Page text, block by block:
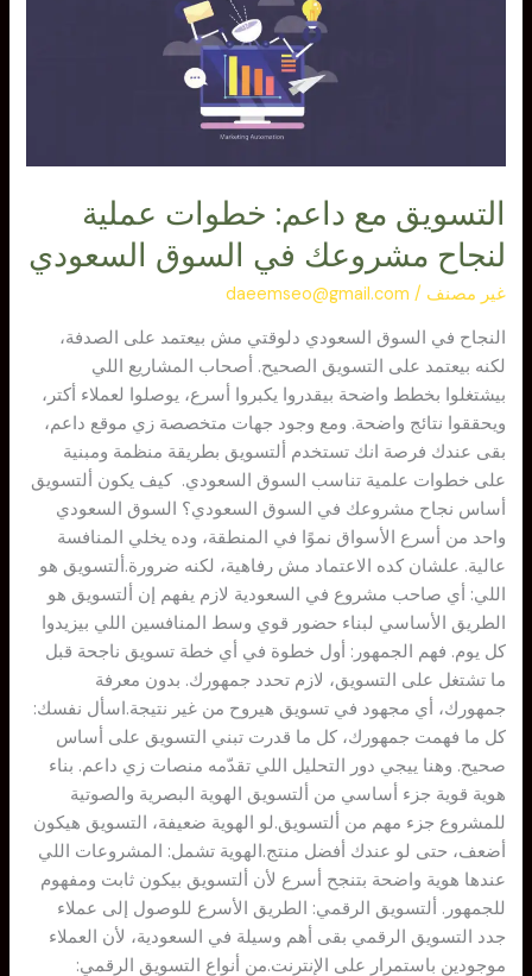
التسويق مع داعم: خطوات عملية
لنجاح مشروعك في السوق السعودي
غير مصنف /
daeemseo@gmail.com
النجاح في السوق السعودي دلوقتي مش بيعتمد على الصدفة،
لكنه بيعتمد على التسويق الصحيح. أصحاب المشاريع اللي
بيشتغلوا بخطط واضحة بيقدروا يكبروا أسرع، يوصلوا لعملاء أكتر،
ويحققوا نتائج واضحة. ومع وجود جهات متخصصة زي موقع داعم،
بقى عندك فرصة انك تستخدم ألتسويق بطريقة منظمة ومبنية
على خطوات علمية تناسب السوق السعودي. كيف يكون ألتسويق
أساس نجاح مشروعك في السوق السعودي؟ السوق السعودي
واحد من أسرع الأسواق نموًا في المنطقة، وده يخلي المنافسة
عالية. علشان كده الاعتماد مش رفاهية، لكنه ضرورة.ألتسويق هو
اللي: أي صاحب مشروع في السعودية لازم يفهم إن ألتسويق هو
الطريق الأساسي لبناء حضور قوي وسط المنافسين اللي بيزيدوا
كل يوم. فهم الجمهور: أول خطوة في أي خطة تسويق ناجحة قبل
ما تشتغل على التسويق، لازم تحدد جمهورك. بدون معرفة
جمهورك، أي مجهود في تسويق هيروح من غير نتيجة.اسأل نفسك:
كل ما فهمت جمهورك، كل ما قدرت تبني التسويق على أساس
صحيح. وهنا ييجي دور التحليل اللي تقدّمه منصات زي داعم. بناء
هوية قوية جزء أساسي من ألتسويق الهوية البصرية والصوتية
للمشروع جزء مهم من ألتسويق.لو الهوية ضعيفة، التسويق هيكون
أضعف، حتى لو عندك أفضل منتج.الهوية تشمل: المشروعات اللي
عندها هوية واضحة بتنجح أسرع لأن ألتسويق بيكون ثابت ومفهوم
للجمهور. ألتسويق الرقمي: الطريق الأسرع للوصول إلى عملاء
جدد التسويق الرقمي بقى أهم وسيلة في السعودية، لأن العملاء
موجودين باستمرار على الإنترنت.من أنواع التسويق الرقمي:
السوق
السعودي